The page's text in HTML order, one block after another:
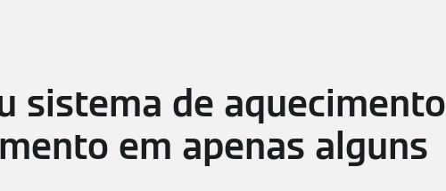
sistema de aquecimento
em apenas alguns